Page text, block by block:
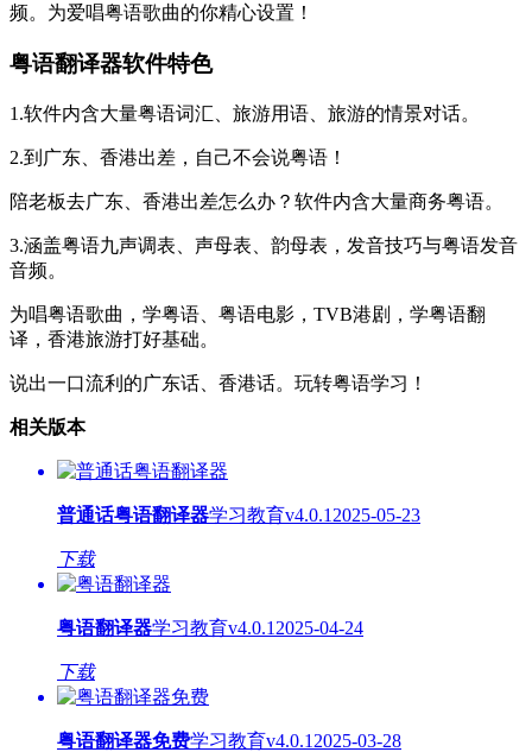
频。为爱唱粤语歌曲的你精心设置！
粤语翻译器软件特色
1.软件内含大量粤语词汇、旅游用语、旅游的情景对话。
2.到广东、香港出差，自己不会说粤语！
陪老板去广东、香港出差怎么办？软件内含大量商务粤语。
3.涵盖粤语九声调表、声母表、韵母表，发音技巧与粤语发音
音频。
为唱粤语歌曲，学粤语、粤语电影，TVB港剧，学粤语翻
译，香港旅游打好基础。
说出一口流利的广东话、香港话。玩转粤语学习！
相关版本
普通话粤语翻译器学习教育v4.0.1 2025-05-23
下载
粤语翻译器学习教育v4.0.1 2025-04-24
下载
粤语翻译器免费学习教育v4.0.1 2025-03-28